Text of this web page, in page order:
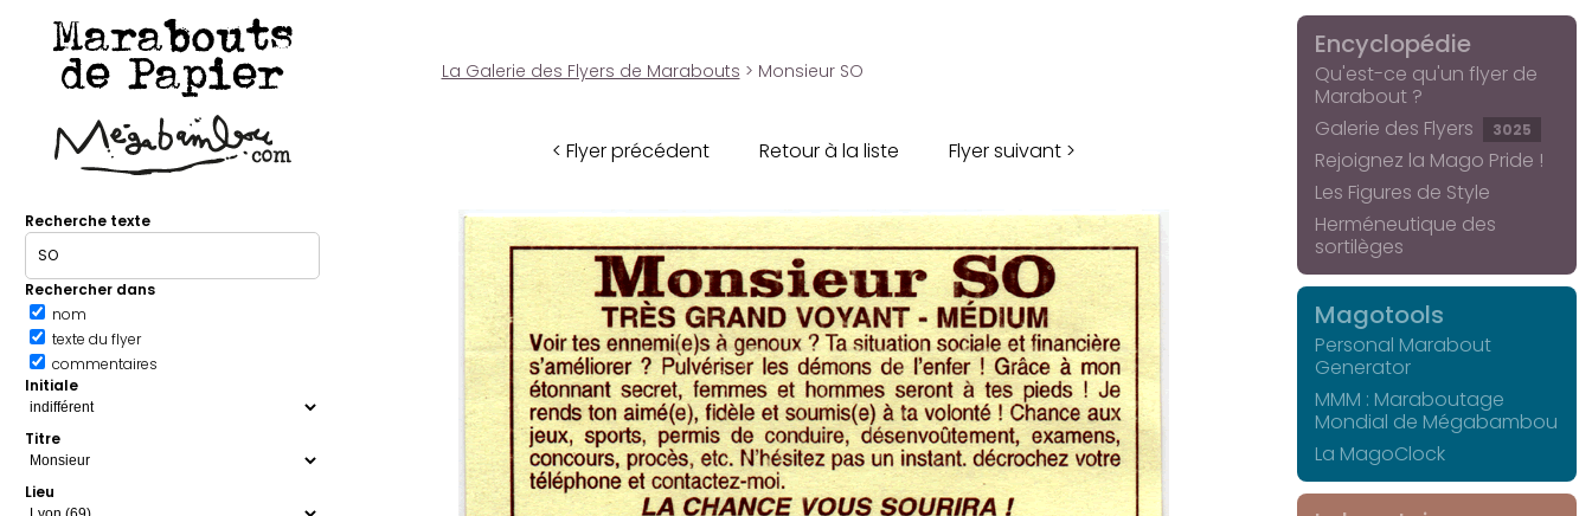
Marabouts
de Papier
Recherche texte
Rechercher dans
nom
texte du flyer
commentaires
Initiale
Titre
Lieu
La Galerie des Flyers de Marabouts > Monsieur SO
< Flyer précédent Retour à la liste Flyer suivant >
Encyclopédie
Qu'est-ce qu'un flyer de
Marabout ?
Galerie des Flyers
3025
Rejoignez la Mago Pride !
Les Figures de Style
Herméneutique des
sortilèges
Magotools
Personal Marabout
Generator
MMM : Maraboutage
Mondial de Mégabambou
La MagoClock